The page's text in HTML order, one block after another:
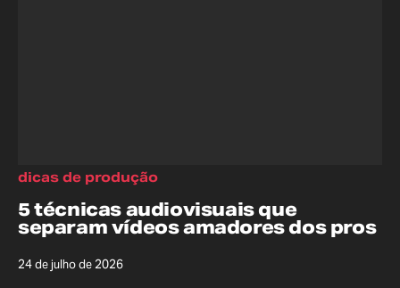
5 técnicas audiovisuais que
separam vídeos amadores dos pros
24 de julho de 2026
dicas de produção